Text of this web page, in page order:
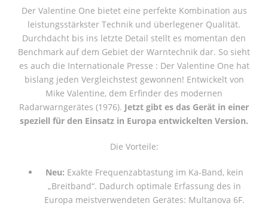
Der Valentine One bietet eine perfekte Kombination aus
leistungsstärkster Technik und überlegener Qualität.
Durchdacht bis ins letzte Detail stellt es momentan den
Benchmark auf dem Gebiet der Warntechnik dar. So sieht
es auch die Internationale Presse : Der Valentine One hat
bislang jeden Vergleichstest gewonnen! Entwickelt von
Mike Valentine, dem Erfinder des modernen
Radarwarngerätes (1976). Jetzt gibt es das Gerät in einer
speziell für den Einsatz in Europa entwickelten Version.
Die Vorteile:
Neu: Exakte Frequenzabtastung im Ka-Band, kein
„Breitband“. Dadurch optimale Erfassung des in
Europa meistverwendeten Gerätes: Multanova 6F.